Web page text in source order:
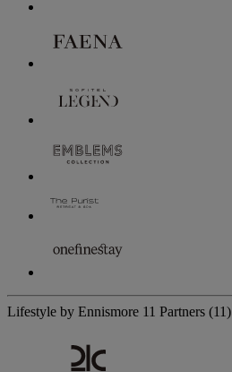
Lifestyle by Ennismore 11 Partners (11)